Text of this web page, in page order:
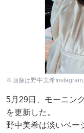
※画像は野中美希Instagram
5月29日、モーニン
を更新した。
野中美希は淡いベー